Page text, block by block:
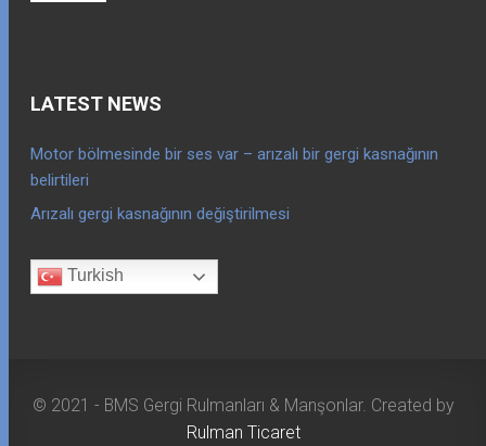
LATEST NEWS
Motor bölmesinde bir ses var – arızalı bir gergi kasnağının
belirtileri
Arızalı gergi kasnağının değiştirilmesi
Turkish
© 2021 - BMS Gergi Rulmanları & Manşonlar. Created by
Rulman Ticaret